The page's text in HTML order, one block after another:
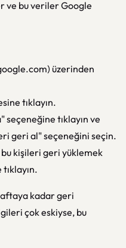
ve bu veriler Google
üzerinden
tıklayın.
seçeneğine tıklayın ve
geri al" seçeneğini seçin.
kişileri geri yüklemek
kadar geri
çok eskiyse, bu